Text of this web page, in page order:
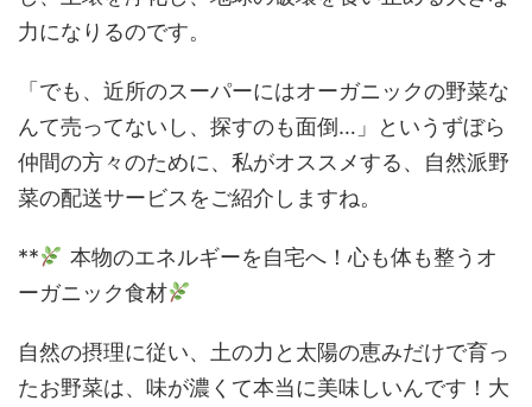
力になりるのです。
「でも、近所のスーパーにはオーガニックの野菜な
んて売ってないし、探すのも面倒…」というずぼら
仲間の方々のために、私がオススメする、自然派野
菜の配送サービスをご紹介しますね。
**
本物のエネルギーを自宅へ！心も体も整うオ
ーガニック食材
自然の摂理に従い、土の力と太陽の恵みだけで育っ
たお野菜は、味が濃くて本当に美味しいんです！大